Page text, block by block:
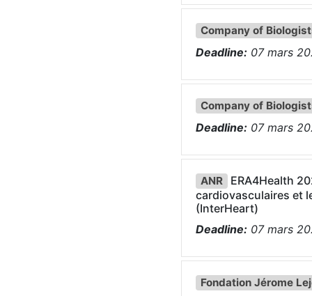
Company of
Deadline: 07 mars
Company of
Deadline: 07 mars
ANR
ERA4Health
cardiovasculaires et
(InterHeart)
Deadline: 07 mars
Fondation Jérome